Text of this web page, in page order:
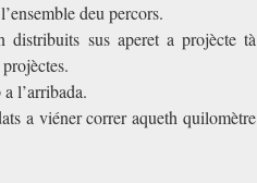
deu percors.
distribuits sus aperet a projècte tà
l’arribada.
a viéner correr aqueth quilomètre